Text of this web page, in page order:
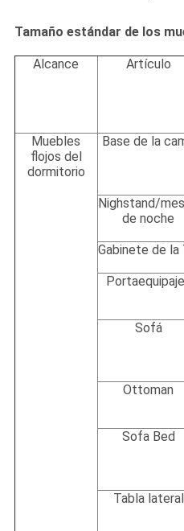
Tamaño estándar de los
Alcance Artículo
Muebles
flojos del
dormitorio
Base de la
Nighstand/
de noche
Gabinete de la
Sofá
Ottoman
Sofa Bed
Tabla lateral